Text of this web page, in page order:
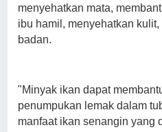
menyehatkan mata,
ibu hamil, menyehatkan
badan.
"Minyak ikan dapat
penumpukan lemak dalam
manfaat ikan senangin yang